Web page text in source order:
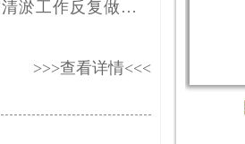
淤工作反复做、
仓机器人为什么
>>>查看详情<<<